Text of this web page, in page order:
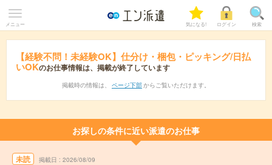
メニュー 気になる! ログイン 検索
【経験不問！未経験OK】仕分け・梱包・ピッキング/日払
いOKのお仕事情報は、掲載が終了しています
掲載時の情報は、 ページ下部 からご覧いただけます。
お探しの条件に近い派遣のお仕事
未読 掲載日 2026/08/09